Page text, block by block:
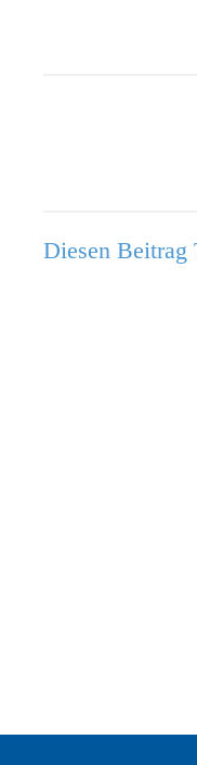
Diesen Beitrag